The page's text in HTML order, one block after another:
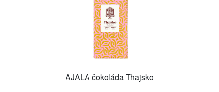
AJALA čokoláda Thajsko